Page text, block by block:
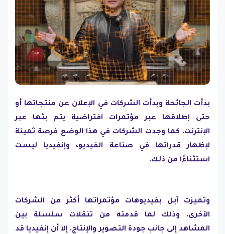
بدأت الجائحة وبدأت الشركات في الإعلان عن منتجاتها أو
حتى إطلاقها عبر مؤتمرات افتراضية يتم بثها عبر
الإنترنت. كما وجدت الشركات في هذا الوضع فرصة ثمينة
لإظهار قدراتها في صناعة الفيديو، وإنفيديا ليست
استثناءًا من ذلك.
وتميزت آبل بفيديوهات مؤتمراتها أكثر من الشركات
الآخرى. وذلك لما قدمته من تنقلات سلسلة بين
المشاهد إلى جانب جودة التصوير والإنتاج. إلا أن إنفيديا قد